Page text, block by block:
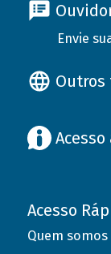
Envie
Outros
Acesso
Quem somos